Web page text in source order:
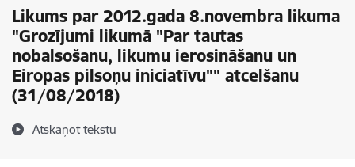
Likums par 2012.gada 8.novembra likuma
"Grozījumi likumā "Par tautas
nobalsošanu, likumu ierosināšanu un
Eiropas pilsoņu iniciatīvu"" atcelšanu
(31/08/2018)
Atskaņot tekstu